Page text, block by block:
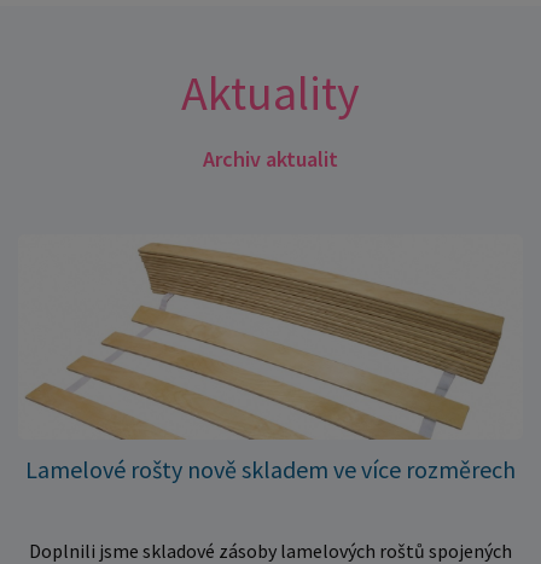
Aktuality
Archiv aktualit
Lamelové rošty nově skladem ve více rozměrech
Doplnili jsme skladové zásoby lamelových roštů spojených